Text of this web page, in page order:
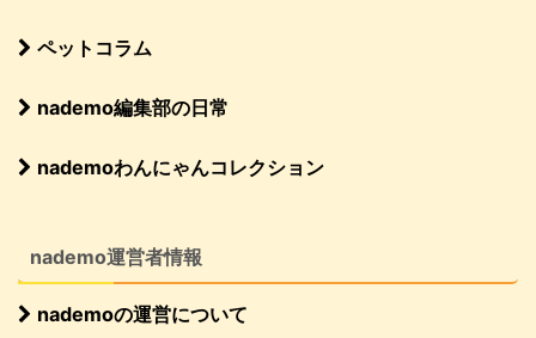
ペットコラム
nademo編集部の日常
nademoわんにゃんコレクション
nademo運営者情報
nademoの運営について